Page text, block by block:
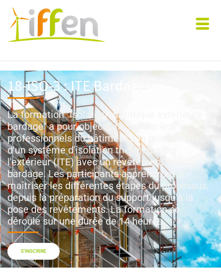
18-ISO-3 : ITE Bardages​
La formation "Isolation thermique extérieure
bardage" a pour objectif de former les
professionnels du bâtiment à la mise en place
d'un système d'isolation thermique par
l'extérieur (ITE) avec un revêtement en
bardage. Les participants apprendront à
maîtriser les différentes étapes du processus,
depuis la préparation du support jusqu'à la
pose des revêtements. La formation se
déroule sur une durée de 14 heures.
S'INSCRIRE